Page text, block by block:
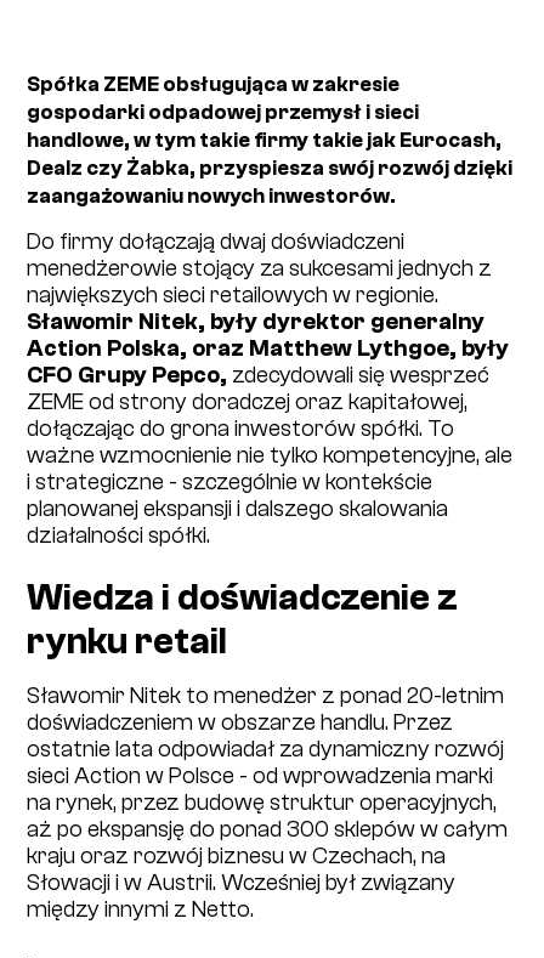
Spółka ZEME obsługująca w zakresie
gospodarki odpadowej przemysł i sieci
handlowe, w tym takie firmy takie jak Eurocash,
Dealz czy Żabka, przyspiesza swój rozwój dzięki
zaangażowaniu nowych inwestorów.
Do firmy dołączają dwaj doświadczeni
menedżerowie stojący za sukcesami jednych z
największych sieci retailowych w regionie.
Sławomir Nitek, były dyrektor generalny
Action Polska, oraz Matthew Lythgoe, były
CFO Grupy Pepco, zdecydowali się wesprzeć
ZEME od strony doradczej oraz kapitałowej,
dołączając do grona inwestorów spółki. To
ważne wzmocnienie nie tylko kompetencyjne, ale
i strategiczne - szczególnie w kontekście
planowanej ekspansji i dalszego skalowania
działalności spółki.
Wiedza i doświadczenie z
rynku retail
Sławomir Nitek to menedżer z ponad 20-letnim
doświadczeniem w obszarze handlu. Przez
ostatnie lata odpowiadał za dynamiczny rozwój
sieci Action w Polsce - od wprowadzenia marki
na rynek, przez budowę struktur operacyjnych,
aż po ekspansję do ponad 300 sklepów w całym
kraju oraz rozwój biznesu w Czechach, na
Słowacji i w Austrii. Wcześniej był związany
między innymi z Netto.